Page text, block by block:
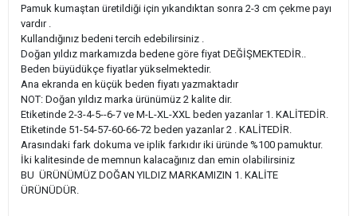
Pamuk kumaştan üretildiği için yıkandıktan sonra 2-3 cm çekme payı
vardır .
Kullandığınız bedeni tercih edebilirsiniz .
Doğan yıldız markamızda bedene göre fiyat DEĞİŞMEKTEDİR..
Beden büyüdükçe fiyatlar yükselmektedir.
Ana ekranda en küçük beden fiyatı yazmaktadır
NOT: Doğan yıldız marka ürünümüz 2 kalite dir.
Etiketinde 2-3-4-5--6-7 ve M-L-XL-XXL beden yazanlar 1. KALİTEDİR.
Etiketinde 51-54-57-60-66-72 beden yazanlar 2 . KALİTEDİR.
Arasındaki fark dokuma ve iplik farkıdır iki üründe %100 pamuktur.
İki kalitesinde de memnun kalacağınız dan emin olabilirsiniz
BU ÜRÜNÜMÜZ DOĞAN YILDIZ MARKAMIZIN 1. KALİTE
ÜRÜNÜDÜR.